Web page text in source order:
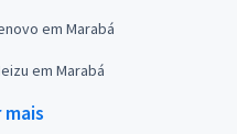
em Marabá
em Marabá